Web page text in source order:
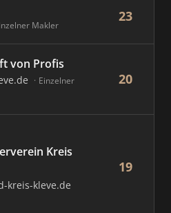
Makler
23
von Profis
Einzelner
20
Kreis
kreis-kleve.de
19